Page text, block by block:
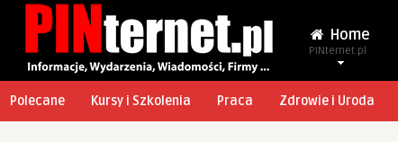
Home
PINternet.pl
Polecane Kursy i Szkolenia Praca Zdrowie i Uroda